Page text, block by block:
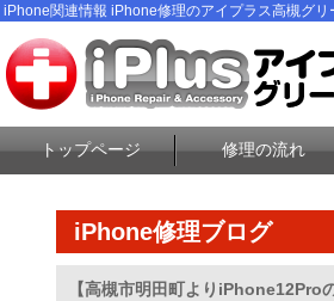
iPhone関連情報 iPhone修理のアイプラス高槻グリ
トップページ 修理の流れ
iPhone修理ブログ
【高槻市明田町よりiPhone12Pro